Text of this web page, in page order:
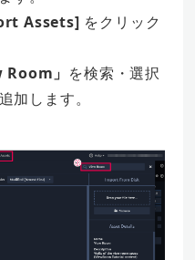
Assets] をクリック
Room」 を検索・選択
加します。